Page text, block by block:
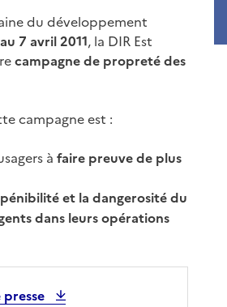
du développement
7 avril 2011, la DIR Est
campagne de propreté des
campagne est :
à faire preuve de plus
pénibilitéet la dangerositédu
dans leurs opérations
presse